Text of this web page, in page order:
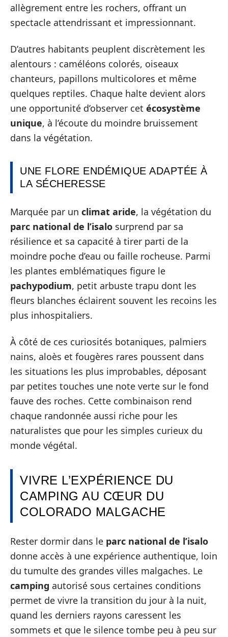
allègrement entre les rochers, offrant un
spectacle attendrissant et impressionnant.
D’autres habitants peuplent discrètement les
alentours : caméléons colorés, oiseaux
chanteurs, papillons multicolores et même
quelques reptiles. Chaque halte devient alors
une opportunité d’observer cet écosystème
unique, à l’écoute du moindre bruissement
dans la végétation.
UNE FLORE ENDÉMIQUE ADAPTÉE À
LA SÉCHERESSE
Marquée par un climat aride, la végétation du
parc national de l’isalo surprend par sa
résilience et sa capacité à tirer parti de la
moindre poche d’eau ou faille rocheuse. Parmi
les plantes emblématiques figure le
pachypodium, petit arbuste trapu dont les
fleurs blanches éclairent souvent les recoins les
plus inhospitaliers.
À côté de ces curiosités botaniques, palmiers
nains, aloès et fougères rares poussent dans
les situations les plus improbables, déposant
par petites touches une note verte sur le fond
fauve des roches. Cette combinaison rend
chaque randonnée aussi riche pour les
naturalistes que pour les simples curieux du
monde végétal.
VIVRE L’EXPÉRIENCE DU
CAMPING AU CŒUR DU
COLORADO MALGACHE
Rester dormir dans le parc national de l’isalo
donne accès à une expérience authentique, loin
du tumulte des grandes villes malgaches. Le
camping autorisé sous certaines conditions
permet de vivre la transition du jour à la nuit,
quand les derniers rayons caressent les
sommets et que le silence tombe peu à peu sur